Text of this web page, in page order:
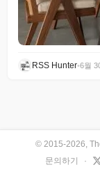
RSS Hunter•6월
© 2015-2026,
문의하기
·